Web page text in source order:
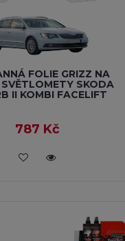
(138)
01-08(120)
15-(126)
24-(58)
FOLIE GRIZZ NA
SVĚTLOMETY SKODA
II KOMBI FACELIFT
787 Kč
DO KOŠÍKU